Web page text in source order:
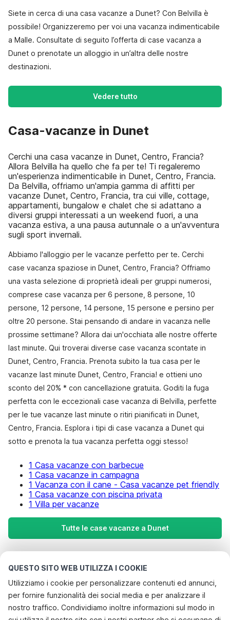
QUESTO SITO WEB UTILIZZA I COOKIE
Utilizziamo i cookie per personalizzare contenuti ed annunci,
per fornire funzionalità dei social media e per analizzare il
nostro traffico. Condividiamo inoltre informazioni sul modo in
Siete in cerca di una casa vacanze a Dunet? Con Belvilla è
possibile! Organizzeremo per voi una vacanza indimenticabile
a Malle. Consultate di seguito l’offerta di case vacanza a
Dunet o prenotate un alloggio in un’altra delle nostre
destinazioni.
Vedere tutto
Casa-vacanze in Dunet
Cerchi una casa vacanze in Dunet, Centro, Francia?
Allora Belvilla ha quello che fa per te! Ti regaleremo
un'esperienza indimenticabile in Dunet, Centro, Francia.
Da Belvilla, offriamo un'ampia gamma di affitti per
vacanze Dunet, Centro, Francia, tra cui ville, cottage,
appartamenti, bungalow e chalet che si adattano a
diversi gruppi interessati a un weekend fuori, a una
vacanza estiva, a una pausa autunnale o a un'avventura
sugli sport invernali.
Abbiamo l'alloggio per le vacanze perfetto per te. Cerchi
case vacanza spaziose in Dunet, Centro, Francia? Offriamo
una vasta selezione di proprietà ideali per gruppi numerosi,
comprese case vacanza per 6 persone, 8 persone, 10
persone, 12 persone, 14 persone, 15 persone e persino per
oltre 20 persone. Stai pensando di andare in vacanza nelle
prossime settimane? Allora dai un'occhiata alle nostre offerte
last minute. Qui troverai diverse case vacanza scontate in
Dunet, Centro, Francia. Prenota subito la tua casa per le
vacanze last minute Dunet, Centro, Francia! e ottieni uno
sconto del 20% * con cancellazione gratuita. Goditi la fuga
perfetta con le eccezionali case vacanza di Belvilla, perfette
per le tue vacanze last minute o ritiri pianificati in Dunet,
Centro, Francia. Esplora i tipi di case vacanza a Dunet qui
sotto e prenota la tua vacanza perfetta oggi stesso!
1 Casa vacanze con barbecue
1 Casa vacanze in campagna
1 Vacanza con il cane - Casa vacanze pet friendly
1 Casa vacanze con piscina privata
1 Villa per vacanze
Tutte le case vacanze a Dunet
Le destinazioni più popolari per le
vacanze
Città con i migliori servizi per le vacanze
Casa vacanze a misura di bambino comps